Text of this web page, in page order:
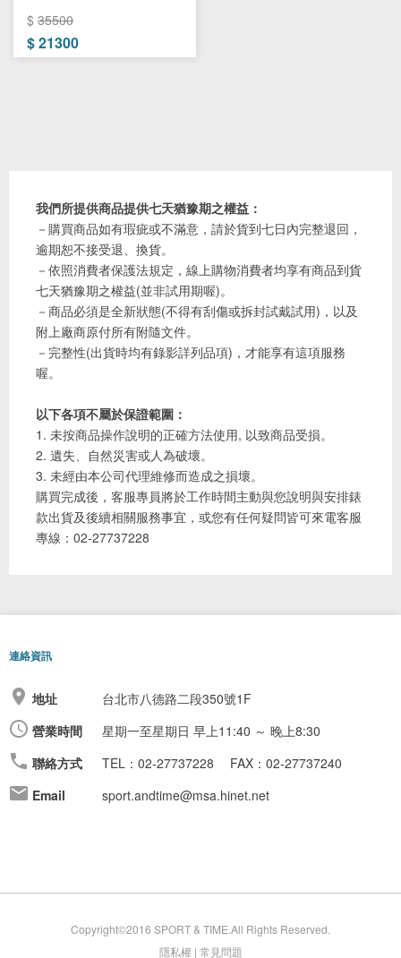
$ 35500
$21300
我們所提供商品提供七天猶豫期之權益：
－購買商品如有瑕疵或不滿意，請於貨到七日內完整退回，
逾期恕不接受退、換貨。
－依照消費者保護法規定，線上購物消費者均享有商品到貨
七天猶豫期之權益(並非試用期喔)。
－商品必須是全新狀態(不得有刮傷或拆封試戴試用)，以及
附上廠商原付所有附隨文件。
－完整性(出貨時均有錄影詳列品項)，才能享有這項服務
喔。
以下各項不屬於保證範圍：
1. 未按商品操作說明的正確方法使用, 以致商品受損。
2. 遺失、自然災害或人為破壞。
3. 未經由本公司代理維修而造成之損壞。
購買完成後，客服專員將於工作時間主動與您說明與安排錶
款出貨及後續相關服務事宜，或您有任何疑問皆可來電客服
專線：02-27737228
連絡資訊
地址
台北市八德路二段350號1F
營業時間
星期一至星期日 早上11:40 ～ 晚上8:30
聯絡方式
TEL：02-27737228
FAX：02-27737240
Email
sport.andtime@msa.hinet.net
Copyright©2016 SPORT & TIME.All Rights Reserved.
隱私權 | 常見問題